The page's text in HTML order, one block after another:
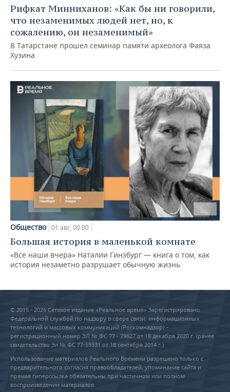
Рифкат Минниханов: «Как бы ни говорили,
что незаменимых людей нет, но, к
сожалению, он незаменимый»
В Татарстане прошел семинар памяти археолога Фаяза
Хузина
Общество 01 авг, 00:00
Большая история в маленькой комнате
«Все наши вчера» Наталии Гинзбург — книга о том, как
история незаметно разрушает обычную жизнь
© 2015 - 2026 Сетевое издание «Реальное время» Зарегистрировано
Федеральной службой по надзору в сфере связи, информационных
технологий и массовых коммуникаций (Роскомнадзор) –
регистрационный номер ЭЛ № ФС 77 - 79627 от 18 декабря 2020 г. (ранее
свидетельство Эл № ФС 77-59331 от 18 сентября 2014 г.)
Использование материалов Реального Времени разрешено только с
предварительного согласия правообладателей, упоминание сайта и
прямая гиперссылка обязательны при частичном или полном
воспроизведении материалов.